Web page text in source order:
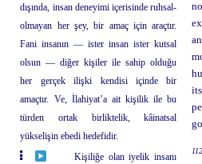
dışında, insan deneyimi içerisinde ruhsal-
olmayan her şey, bir amaç için araçtır.
Fani insanın — ister insan ister kutsal
olsun — diğer kişiler ile sahip olduğu
her gerçek ilişki kendisi içinde bir
amaçtır. Ve, İlahiyat’a ait kişilik ile bu
türden ortak birliktelik, kâinatsal
yükselişin ebedi hedefidir.
Kişiliğe olan iyelik insanı